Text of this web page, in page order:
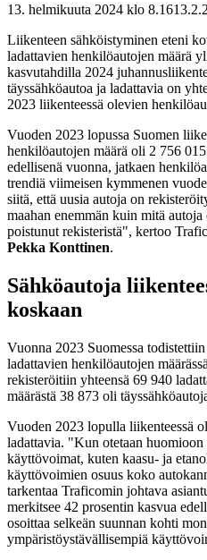
13. helmikuuta 2024 klo 8.16
Liikenteen sähköistyminen eteni
ladattavien henkilöautojen määrä
kasvutahdilla 2024
täyssähköautoa ja ladattavia on
2023 liikenteessä olevien
Vuoden 2023 lopussa Suomen
henkilöautojen määrä oli 2 756
edellisenä vuonna, jatkaen
trendiä viimeisen kymmenen
siitä, että uusia autoja on
maahan enemmän kuin mitä
poistunut rekisteristä", kertoo
Pekka Konttinen.
Sähköautoja
koskaan
Vuonna 2023 Suomessa
ladattavien henkilöautojen
rekisteröitiin yhteensä 69 940
määrästä 38 873 oli
Vuoden 2023 lopulla liikenteessä
ladattavia. "Kun otetaan
käyttövoimat, kuten kaasu- ja
käyttövoimien osuus koko
tarkentaa Traficomin johtava
merkitsee 42 prosentin kasvua
osoittaa selkeän suunnan kohti
ympäristöystävällisempiä